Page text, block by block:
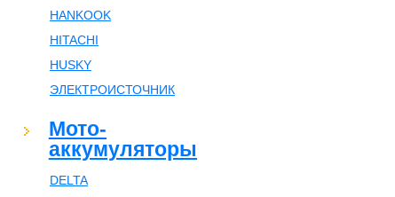
HANKOOK
HITACHI
HUSKY
ЭЛЕКТРОИСТОЧНИК
Мото-
аккумуляторы
DELTA